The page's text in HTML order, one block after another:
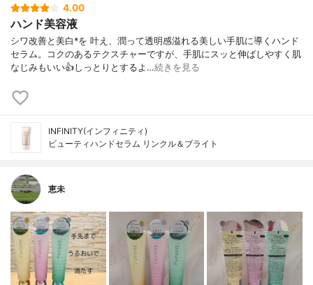
4.00
ハンド美容液
シワ改善と美白*を 叶え、潤って透明感溢れる美しい手肌に導くハンド
セラム。コクのあるテクスチャーですが、手肌にスッと伸ばしやすく肌
なじみもいい👍しっとりとするよ…続きを見る
INFINITY(インフィニティ)
ビューティハンドセラム リンクル＆ブライト
恵未